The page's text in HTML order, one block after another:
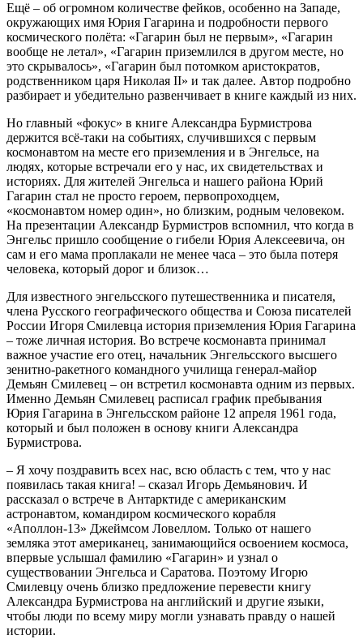
Ещё – об огромном количестве фейков, особенно на Западе,
окружающих имя Юрия Гагарина и подробности первого
космического полёта: «Гагарин был не первым», «Гагарин
вообще не летал», «Гагарин приземлился в другом месте, но
это скрывалось», «Гагарин был потомком аристократов,
родственником царя Николая II» и так далее. Автор подробно
разбирает и убедительно развенчивает в книге каждый из них.
Но главный «фокус» в книге Александра Бурмистрова
держится всё-таки на событиях, случившихся с первым
космонавтом на месте его приземления и в Энгельсе, на
людях, которые встречали его у нас, их свидетельствах и
историях. Для жителей Энгельса и нашего района Юрий
Гагарин стал не просто героем, первопроходцем,
«космонавтом номер один», но близким, родным человеком.
На презентации Александр Бурмистров вспомнил, что когда в
Энгельс пришло сообщение о гибели Юрия Алексеевича, он
сам и его мама проплакали не менее часа – это была потеря
человека, который дорог и близок…
Для известного энгельсского путешественника и писателя,
члена Русского географического общества и Союза писателей
России Игоря Смилевца история приземления Юрия Гагарина
– тоже личная история. Во встрече космонавта принимал
важное участие его отец, начальник Энгельсского высшего
зенитно-ракетного командного училища генерал-майор
Демьян Смилевец – он встретил космонавта одним из первых.
Именно Демьян Смилевец расписал график пребывания
Юрия Гагарина в Энгельсском районе 12 апреля 1961 года,
который и был положен в основу книги Александра
Бурмистрова.
– Я хочу поздравить всех нас, всю область с тем, что у нас
появилась такая книга! – сказал Игорь Демьянович. И
рассказал о встрече в Антарктиде с американским
астронавтом, командиром космического корабля
«Аполлон-13» Джеймсом Ловеллом. Только от нашего
земляка этот американец, занимающийся освоением космоса,
впервые услышал фамилию «Гагарин» и узнал о
существовании Энгельса и Саратова. Поэтому Игорю
Смилевцу очень близко предложение перевести книгу
Александра Бурмистрова на английский и другие языки,
чтобы люди по всему миру могли узнавать правду о нашей
истории.